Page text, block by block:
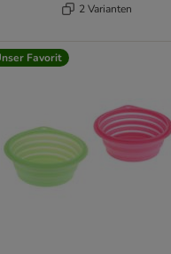
2 Varianten
Favorit